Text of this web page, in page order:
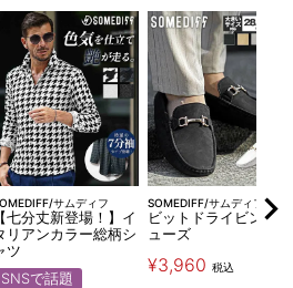
サムディフ
【七分丈新登場！】イ
リアンカラー総柄シ
ツ
SNSで話題
SOMEDIFF/サムディフ
ビットドライビングシ
ューズ
¥3,960 税込